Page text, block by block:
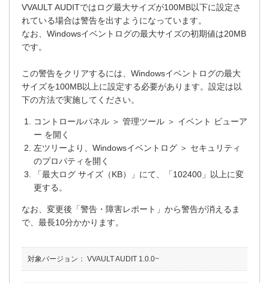
VVAULT AUDITではログ最大サイズが100MB以下に設定さ
れている場合は警告を出すようになっています。
なお、Windowsイベントログの最大サイズの初期値は20MB
です。
この警告をクリアするには、Windowsイベントログの最大
サイズを100MB以上に設定する必要があります。設定は以
下の方法で実施してください。
コントロールパネル ＞ 管理ツール ＞ イベント ビューア
ー を開く
左ツリーより、Windowsイベントログ ＞ セキュリティ
のプロパティを開く
「最大ログ サイズ（KB）」にて、「102400」以上に変
更する。
なお、変更後「警告・障害レポート」から警告が消えるま
で、最長10分かかります。
対象バージョン： VVAULT AUDIT 1.0.0~